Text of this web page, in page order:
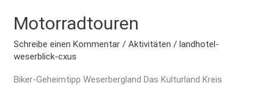
Motorradtouren
Schreibe einen Kommentar /Aktivitäten /landhotel-
weserblick-cxus
Biker-Geheimtipp Weserbergland Das Kulturland Kreis